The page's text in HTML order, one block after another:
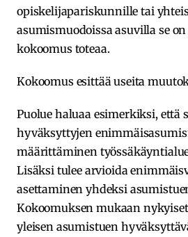
opiskelijapariskunnille tai
asumismuodoissa asuvilla se
kokoomus toteaa.
Kokoomus esittää useita
Puolue haluaa esimerkiksi, että
hyväksyttyjen
määrittäminen
Lisäksi tulee arvioida
asettaminen yhdeksi
Kokoomuksen mukaan
yleisen asumistuen